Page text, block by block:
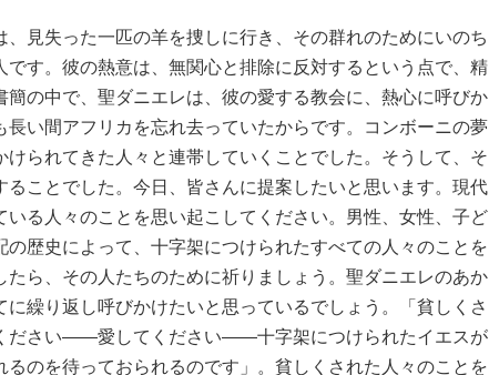
見失った一匹の羊を捜しに行き、その群れのためにいのち
です。彼の熱意は、無関心と排除に反対するという点で、精
の中で、聖ダニエレは、彼の愛する教会に、熱心に呼びか
い間アフリカを忘れ去っていたからです。コンボーニの夢
られてきた人々と連帯していくことでした。そうして、そ
ことでした。今日、皆さんに提案したいと思います。現代
る人々のことを思い起こしてください。男性、女性、子ど
の歴史によって、十字架につけられたすべての人々のことを
ら、その人たちのために祈りましょう。聖ダニエレのあか
に繰り返し呼びかけたいと思っているでしょう。「貧しくさ
ださい――愛してください――十字架につけられたイエスが
のを待っておられるのです」。貧しくされた人々のことを